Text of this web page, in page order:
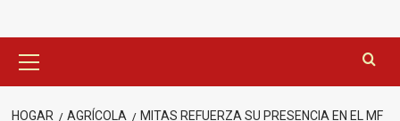
principal
HOGAR AGRÍCOLA
MITAS REFUERZA SU PRESENCIA EN EL MF